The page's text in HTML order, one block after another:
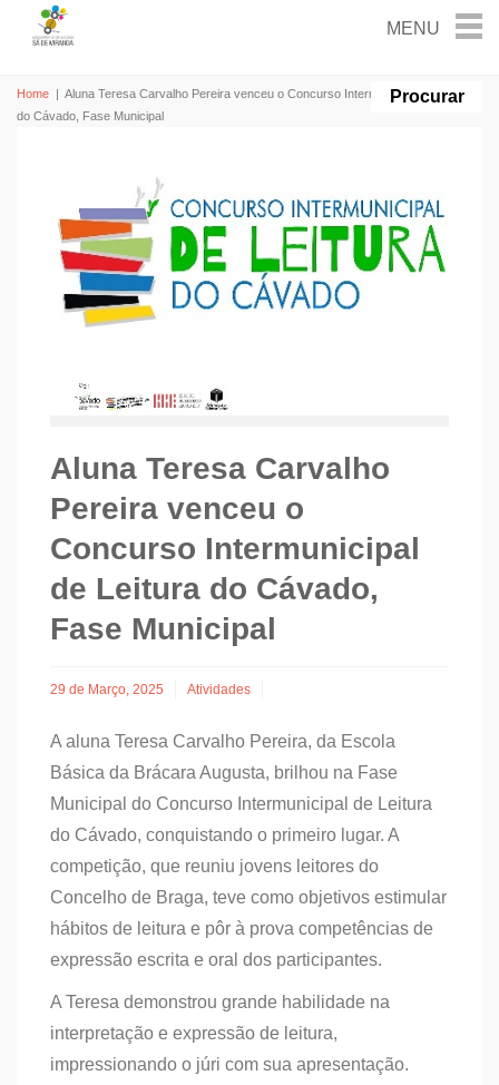
Home | Aluna Teresa Carvalho Pereira venceu o Concurso Intermunicipal de Leitura
do Cávado, Fase Municipal
Aluna Teresa Carvalho
Pereira venceu o
Concurso Intermunicipal
de Leitura do Cávado,
Fase Municipal
29 de Março, 2025 Atividades
A aluna Teresa Carvalho Pereira, da Escola
Básica da Brácara Augusta, brilhou na Fase
Municipal do Concurso Intermunicipal de Leitura
do Cávado, conquistando o primeiro lugar. A
competição, que reuniu jovens leitores do
Concelho de Braga, teve como objetivos estimular
hábitos de leitura e pôr à prova competências de
expressão escrita e oral dos participantes.
A Teresa demonstrou grande habilidade na
interpretação e expressão de leitura,
impressionando o júri com sua apresentação.